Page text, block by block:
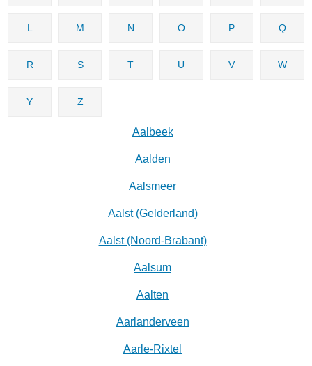
L M N O P Q
R S T U V W
Y Z
Aalbeek
Aalden
Aalsmeer
Aalst (Gelderland)
Aalst (Noord-Brabant)
Aalsum
Aalten
Aarlanderveen
Aarle-Rixtel